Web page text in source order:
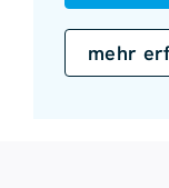
mehr